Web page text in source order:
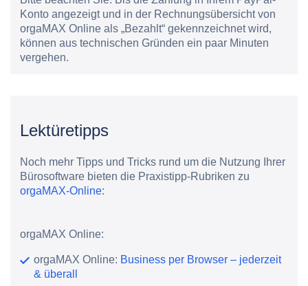
Konto angezeigt und in der Rechnungsübersicht von
orgaMAX Online als „Bezahlt“ gekennzeichnet wird,
können aus technischen Gründen ein paar Minuten
vergehen.
Lektüretipps
Noch mehr Tipps und Tricks rund um die Nutzung Ihrer
Bürosoftware bieten die Praxistipp-Rubriken zu
orgaMAX-Online:
orgaMAX Online:
orgaMAX Online: Business per Browser – jederzeit
& überall